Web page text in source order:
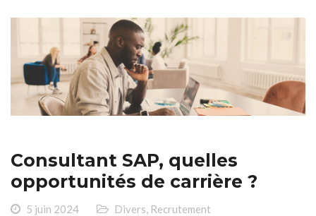
Consultant SAP, quelles
opportunités de carrière ?
5 juin 2024 Divers, Recrutement